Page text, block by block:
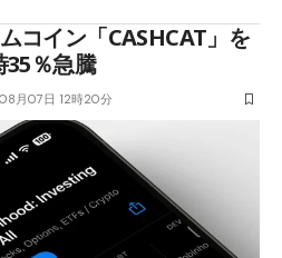
コイン「CASHCAT」を
％急騰
月07日 12時20分